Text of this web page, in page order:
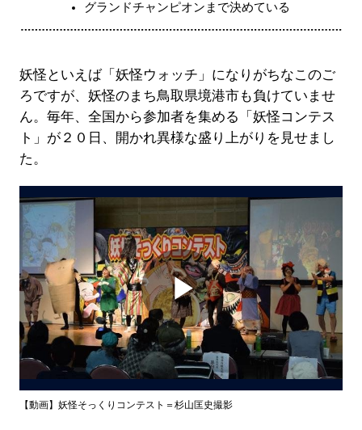
グランドチャンピオンまで決めている
妖怪といえば「妖怪ウォッチ」になりがちなこのご
ろですが、妖怪のまち鳥取県境港市も負けていませ
ん。毎年、全国から参加者を集める「妖怪コンテス
ト」が２０日、開かれ異様な盛り上がりを見せまし
た。
Play
Video
【動画】妖怪そっくりコンテスト＝杉山匡史撮影